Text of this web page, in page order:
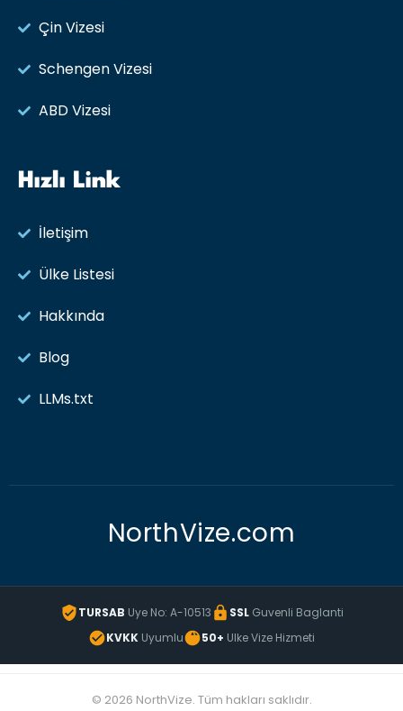
Çin Vizesi
Schengen Vizesi
ABD Vizesi
Hızlı Link
İletişim
Ülke Listesi
Hakkında
Blog
LLMs.txt
NorthVize.com
TURSAB Uye No: A-10513 SSLGuvenli Baglanti
KVKK Uyumlu 50+ Ulke Vize Hizmeti
© 2026 NorthVize. Tüm hakları saklıdır.